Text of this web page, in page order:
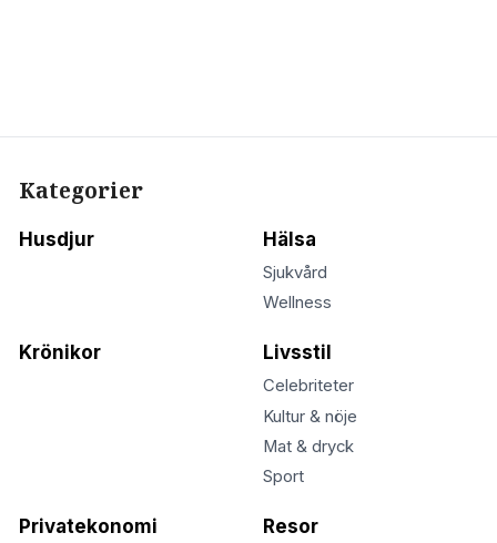
Kategorier
Husdjur Hälsa
Sjukvård
Wellness
Krönikor Livsstil
Celebriteter
Kultur & nöje
Mat & dryck
Sport
Privatekonomi Resor